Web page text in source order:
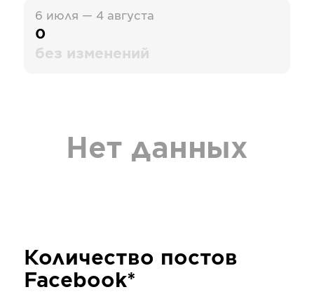
6 июля — 4 августа
0
без изменений
Нет данных
Количество постов
Facebook*